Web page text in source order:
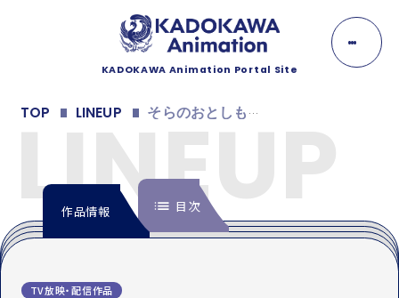
K
A
D
O
W
m
i
KADOKAWA Animation Portal Site
NEWS
EVENT
イベント
TOP LINEUP そらのおとしものf
LINEUP
作品情報 目次
TV放映・配信作品